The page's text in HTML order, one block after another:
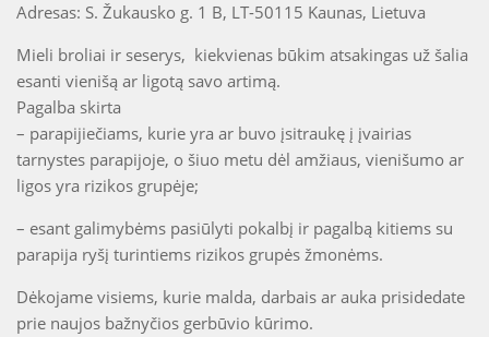
Adresas: S. Žukausko g. 1 B, LT-50115 Kaunas, Lietuva
Mieli broliai ir seserys, kiekvienas būkim atsakingas už šalia
esanti vienišą ar ligotą savo artimą.
Pagalba skirta
– parapijiečiams, kurie yra ar buvo įsitraukę į įvairias
tarnystes parapijoje, o šiuo metu dėl amžiaus, vienišumo ar
ligos yra rizikos grupėje;
– esant galimybėms pasiūlyti pokalbį ir pagalbą kitiems su
parapija ryšį turintiems rizikos grupės žmonėms.
Dėkojame visiems, kurie malda, darbais ar auka prisidedate
prie naujos bažnyčios gerbūvio kūrimo.